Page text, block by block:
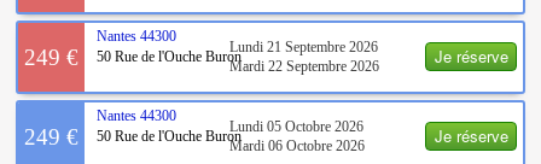
Je réserve
249 €
Nantes 44300
50 Rue de l'Ouche Buron
Lundi 21 Septembre 2026
Mardi 22 Septembre 2026
Je réserve
249 €
Nantes 44300
50 Rue de l'Ouche Buron
Lundi 05 Octobre 2026
Mardi 06 Octobre 2026